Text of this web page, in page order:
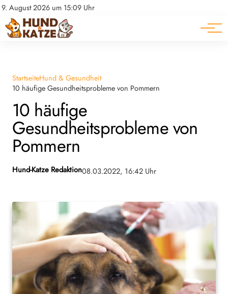
9. August 2026 um 15:09 Uhr
Datenschutz
Impressum
Pferde
Ratgeber
StartseiteHund & Gesundheit
10 häufige Gesundheitsprobleme von Pommern
10 häufige
Gesundheitsprobleme von
Pommern
Hund-Katze Redaktion08.03.2022, 16:42 Uhr